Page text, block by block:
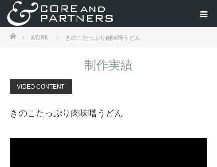
ホームWORK きのこたっぷり肉味噌うどん
制作実績
VIDEO CONTENT
きのこたっぷり肉味噌うどん